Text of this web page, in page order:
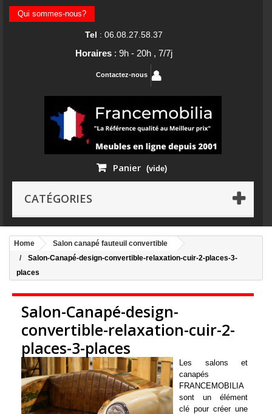
Qui sommes-nous?
Tel : 06.08.27.58.37
Horaires : 9h - 20h , 7/7j
Contactez-nous
Panier (vide)
CATÉGORIES
Home
Salon canapé fauteuil convertible
Salon-Canapé-design-convertible-relaxation-cuir-2-places-3-
places
Salon-Canapé-design-
convertible-relaxation-cuir-2-
places-3-places
Les salons et
canapés
FRANCEMOBILIA
sont un élément
clé pour créer une